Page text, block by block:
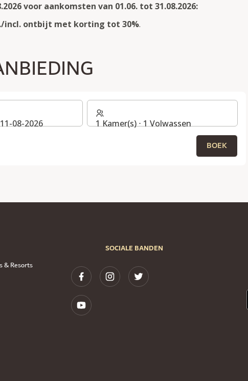
voor aankomsten van 01.06. tot 31.08.2026:
incl. ontbijt met korting tot 30%.
11-08-2026 1 Kamer(s) ⋅ 1 Volwassen
BOEK
& Resorts
SOCIALE BANDEN